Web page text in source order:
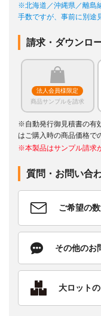
※北海道／沖縄県／離島
手数ですが、事前に別途
請求・ダウンロ
法人会員様限定
商品サンプルを請求
※自動発行御見積書の有
はご購入時の商品価格で
※本製品はサンプル請求
質問・お問い合
ご希望の
その他のお
大ロット